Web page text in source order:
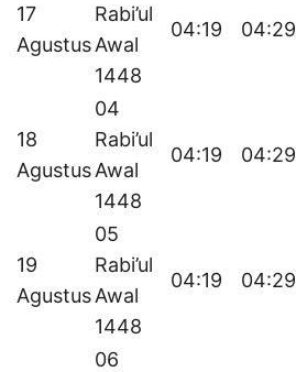
17
Agustus
Rabi’ul
Awal
1448
04:19 04:29
18
Agustus
04
Rabi’ul
Awal
1448
04:19 04:29
19
Agustus
05
Rabi’ul
Awal
1448
04:19 04:29
06